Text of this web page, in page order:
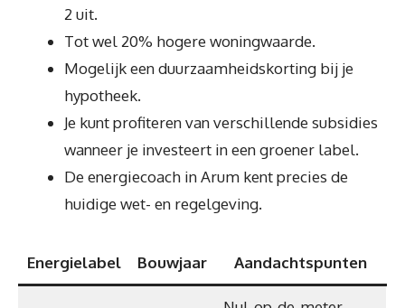
2 uit.
Tot wel 20% hogere woningwaarde.
Mogelijk een duurzaamheidskorting bij je
hypotheek.
Je kunt profiteren van verschillende subsidies
wanneer je investeert in een groener label.
De energiecoach in Arum kent precies de
huidige wet- en regelgeving.
Energielabel Bouwjaar Aandachtspunten